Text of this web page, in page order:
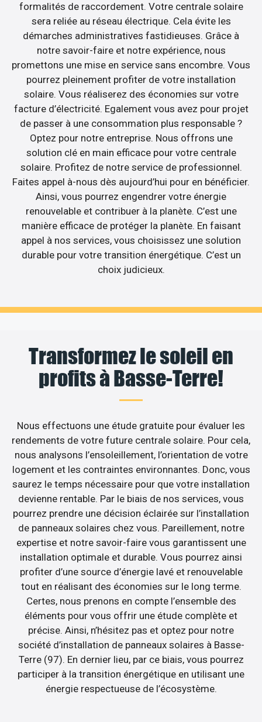
formalités de raccordement. Votre centrale solaire
sera reliée au réseau électrique. Cela évite les
démarches administratives fastidieuses. Grâce à
notre savoir-faire et notre expérience, nous
promettons une mise en service sans encombre. Vous
pourrez pleinement profiter de votre installation
solaire. Vous réaliserez des économies sur votre
facture d’électricité. Egalement vous avez pour projet
de passer à une consommation plus responsable ?
Optez pour notre entreprise. Nous offrons une
solution clé en main efficace pour votre centrale
solaire. Profitez de notre service de professionnel.
Faites appel à-nous dès aujourd’hui pour en bénéficier.
Ainsi, vous pourrez engendrer votre énergie
renouvelable et contribuer à la planète. C’est une
manière efficace de protéger la planète. En faisant
appel à nos services, vous choisissez une solution
durable pour votre transition énergétique. C’est un
choix judicieux.
Transformez le soleil en
profits à Basse-Terre!
Nous effectuons une étude gratuite pour évaluer les
rendements de votre future centrale solaire. Pour cela,
nous analysons l’ensoleillement, l’orientation de votre
logement et les contraintes environnantes. Donc, vous
saurez le temps nécessaire pour que votre installation
devienne rentable. Par le biais de nos services, vous
pourrez prendre une décision éclairée sur l’installation
de panneaux solaires chez vous. Pareillement, notre
expertise et notre savoir-faire vous garantissent une
installation optimale et durable. Vous pourrez ainsi
profiter d’une source d’énergie lavé et renouvelable
tout en réalisant des économies sur le long terme.
Certes, nous prenons en compte l’ensemble des
éléments pour vous offrir une étude complète et
précise. Ainsi, n’hésitez pas et optez pour notre
société d’installation de panneaux solaires à Basse-
Terre (97). En dernier lieu, par ce biais, vous pourrez
participer à la transition énergétique en utilisant une
énergie respectueuse de l’écosystème.